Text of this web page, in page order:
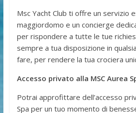
Msc Yacht Club ti offre un servizio
maggiordomo e un concierge
per rispondere a tutte le tue
sempre a tua disposizione in
fare, per rendere la tua crociera
Accesso privato alla MSC Aurea
Potrai approfittare dell’accesso
Spa per un tuo momento di